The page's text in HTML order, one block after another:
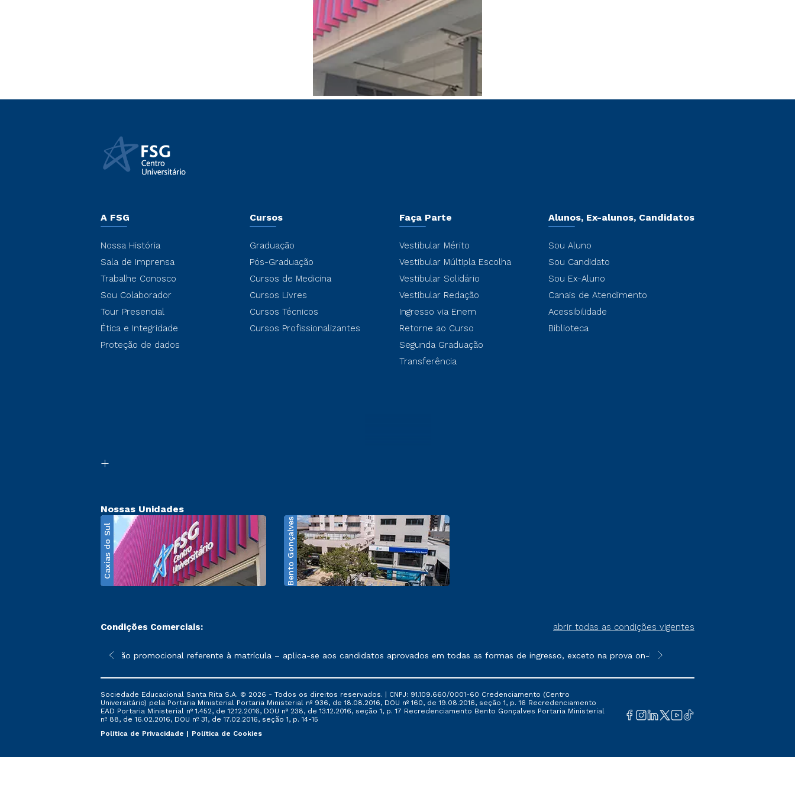
A FSG
Nossa História
Sala de Imprensa
Trabalhe Conosco
Sou Colaborador
Tour Presencial
Ética e Integridade
Proteção de dados
Cursos
Graduação
Pós-Graduação
Cursos de Medicina
Cursos Livres
Cursos Técnicos
Cursos Profissionalizantes
Faça Parte
Vestibular Mérito
Vestibular Múltipla Escolha
Vestibular Solidário
Vestibular Redação
Ingresso via Enem
Retorne ao Curso
Segunda Graduação
Transferência
Alunos, Ex-alunos, Candidatos
Sou Aluno
Sou Candidato
Sou Ex-Aluno
Canais de Atendimento
Acessibilidade
Biblioteca
Nossas Unidades
Caxias do Sul Bento Gonçalves
Condições Comerciais: abrir todas as condições vigentes
sofrer alterações nos períodos de rematrícula conforme exposto no contrato de prestação de serviços.
*A condição promocional referente à matrícula – aplica-se aos candidatos aprovados em todas as formas de ingresso, exceto na prova on-line ou agendada, que ofertam
**Semipresencial é um formato do
Sociedade Educacional Santa Rita S.A. © 2026 - Todos os direitos reservados. | CNPJ: 91.109.660/0001-60 Credenciamento (Centro
Universitário) pela Portaria Ministerial Portaria Ministerial nº 936, de 18.08.2016, DOU nº 160, de 19.08.2016, seção 1, p. 16 Recredenciamento
EAD Portaria Ministerial nº 1.452, de 12.12.2016, DOU nº 238, de 13.12.2016, seção 1, p. 17 Recredenciamento Bento Gonçalves Portaria Ministerial
nº 88, de 16.02.2016, DOU nº 31, de 17.02.2016, seção 1, p. 14-15
Política de Privacidade
Política de Cookies